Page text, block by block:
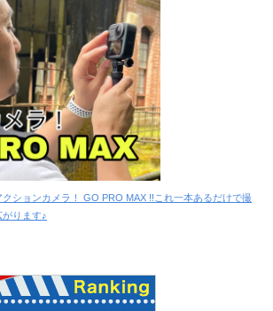
ションカメラ！ GO PRO MAX !!これ一本あるだけで撮
ります♪